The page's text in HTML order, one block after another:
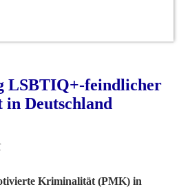
LSBTIQ+-feindlicher
Deutschland
Kriminalität (PMK) in